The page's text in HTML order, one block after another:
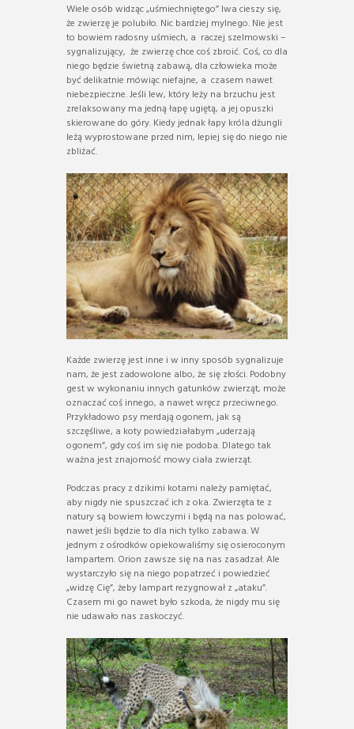
Wiele osób widząc „uśmiechniętego” lwa cieszy się,
że zwierzę je polubiło. Nic bardziej mylnego. Nie jest
to bowiem radosny uśmiech, a raczej szelmowski –
sygnalizujący, że zwierzę chce coś zbroić. Coś, co dla
niego będzie świetną zabawą, dla człowieka może
być delikatnie mówiąc niefajne, a czasem nawet
niebezpieczne. Jeśli lew, który leży na brzuchu jest
zrelaksowany ma jedną łapę ugiętą, a jej opuszki
skierowane do góry. Kiedy jednak łapy króla dżungli
leżą wyprostowane przed nim, lepiej się do niego nie
zbliżać.
Każde zwierzę jest inne i w inny sposób sygnalizuje
nam, że jest zadowolone albo, że się złości. Podobny
gest w wykonaniu innych gatunków zwierząt, może
oznaczać coś innego, a nawet wręcz przeciwnego.
Przykładowo psy merdają ogonem, jak są
szczęśliwe, a koty powiedziałabym „uderzają
ogonem”, gdy coś im się nie podoba. Dlatego tak
ważna jest znajomość mowy ciała zwierząt.
Podczas pracy z dzikimi kotami należy pamiętać,
aby nigdy nie spuszczać ich z oka. Zwierzęta te z
natury są bowiem łowczymi i będą na nas polować,
nawet jeśli będzie to dla nich tylko zabawa. W
jednym z ośrodków opiekowaliśmy się osieroconym
lampartem. Orion zawsze się na nas zasadzał. Ale
wystarczyło się na niego popatrzeć i powiedzieć
„widzę Cię”, żeby lampart rezygnował z „ataku”.
Czasem mi go nawet było szkoda, że nigdy mu się
nie udawało nas zaskoczyć.